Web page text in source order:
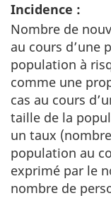
Incidence :
Nombre de
au cours d’une
population à
comme une
cas au cours
taille de la
un taux
population au
exprimé par le
nombre de